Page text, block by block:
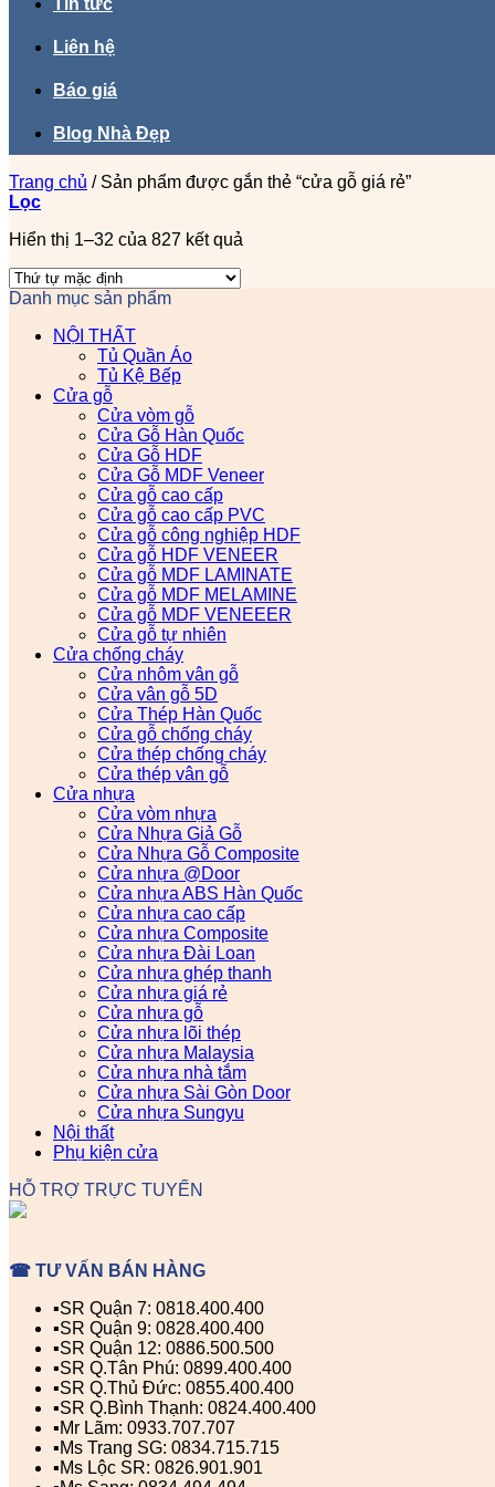
Tin tức
Liên hệ
Báo giá
Blog Nhà Đẹp
Trang chủ /Sản phẩm được gắn thẻ “cửa gỗ giá rẻ”
Lọc
Hiển thị 1–32 của 827 kết quả
Danh mục sản phẩm
NỘI THẤT
Tủ Quần Áo
Tủ Kệ Bếp
Cửa gỗ
Cửa vòm gỗ
Cửa Gỗ Hàn Quốc
Cửa Gỗ HDF
Cửa Gỗ MDF Veneer
Cửa gỗ cao cấp
Cửa gỗ cao cấp PVC
Cửa gỗ công nghiệp HDF
Cửa gỗ HDF VENEER
Cửa gỗ MDF LAMINATE
Cửa gỗ MDF MELAMINE
Cửa gỗ MDF VENEEER
Cửa gỗ tự nhiên
Cửa chống cháy
Cửa nhôm vân gỗ
Cửa vân gỗ 5D
Cửa Thép Hàn Quốc
Cửa gỗ chống cháy
Cửa thép chống cháy
Cửa thép vân gỗ
Cửa nhựa
Cửa vòm nhựa
Cửa Nhựa Giả Gỗ
Cửa Nhựa Gỗ Composite
Cửa nhựa @Door
Cửa nhựa ABS Hàn Quốc
Cửa nhựa cao cấp
Cửa nhựa Composite
Cửa nhựa Đài Loan
Cửa nhựa ghép thanh
Cửa nhựa giá rẻ
Cửa nhựa gỗ
Cửa nhựa lõi thép
Cửa nhựa Malaysia
Cửa nhựa nhà tắm
Cửa nhựa Sài Gòn Door
Cửa nhựa Sungyu
Nội thất
Phụ kiện cửa
HỖ TRỢ TRỰC TUYẾN
☎ TƯ VẤN BÁN HÀNG
▪️SR Quận 7: 0818.400.400
▪️SR Quận 9: 0828.400.400
▪️SR Quận 12: 0886.500.500
▪️SR Q.Tân Phú: 0899.400.400
▪️SR Q.Thủ Đức: 0855.400.400
▪️SR Q.Bình Thạnh: 0824.400.400
▪️Mr Lãm: 0933.707.707
▪️Ms Trang SG: 0834.715.715
▪️Ms Lộc SR: 0826.901.901